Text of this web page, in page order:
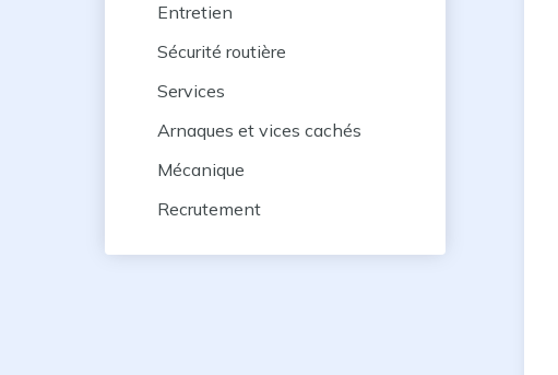
Entretien
Sécurité routière
Services
Arnaques et vices cachés
Mécanique
Recrutement